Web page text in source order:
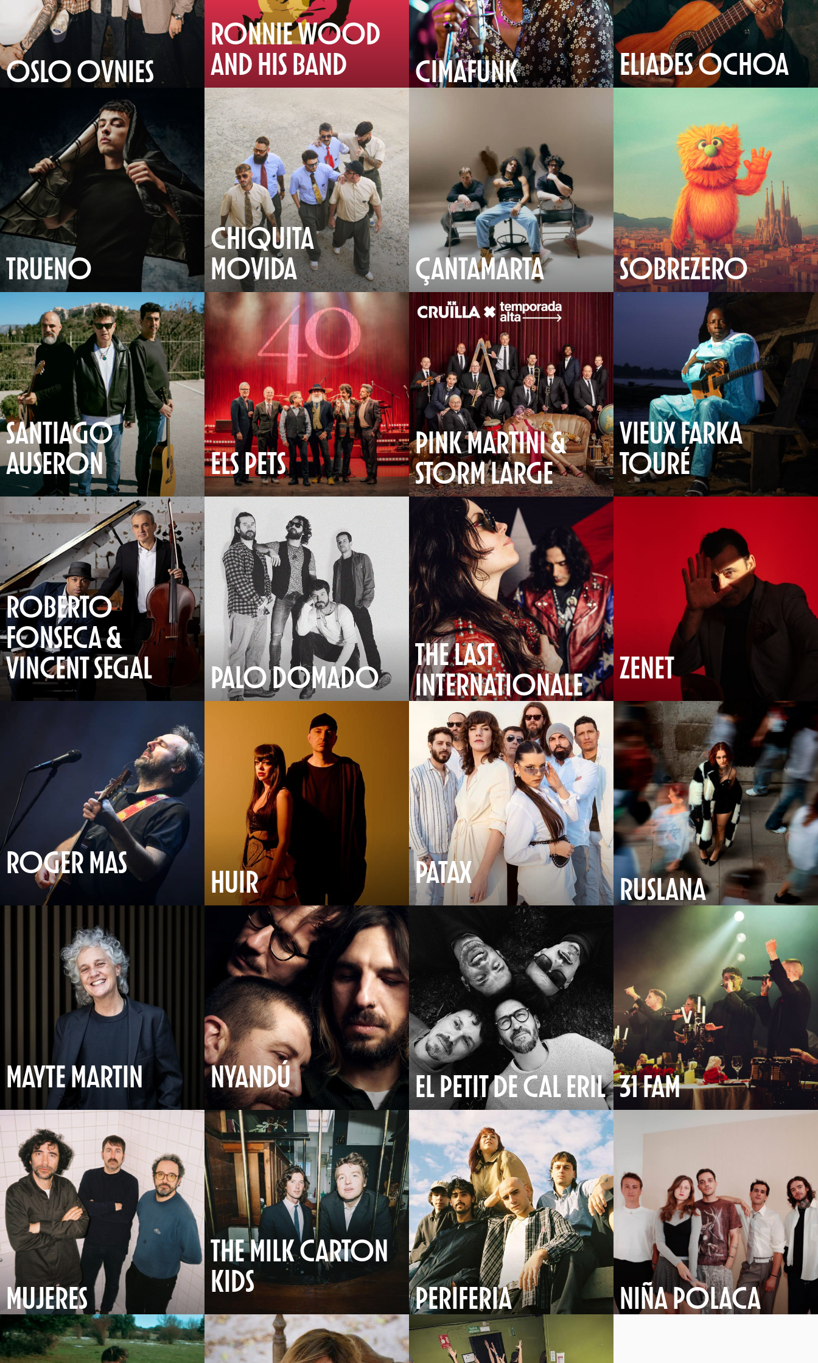
OSLO OVNIES
RONNIE WOOD
AND HIS BAND
CIMAFUNK ELIADES OCHOA
TRUENO
CHIQUITA
MOVIDA
ÇANTAMARTA SOBREZERO
SANTIAGO
AUSERON
ELS PETS
PINK MARTINI &
STORM LARGE
VIEUX FARKA
TOURÉ
ROBERTO
FONSECA &
VINCENT SEGAL
PALO DOMADO
THE LAST
INTERNATIONALE
ZENET
ROGER MAS
HUIR PATAX
RUSLANA
MAYTE MARTIN NYANDÚ EL PETIT DE CAL ERIL 31 FAM
MUJERES
THE MILK CARTON
KIDS
PERIFERIA NIÑA POLACA